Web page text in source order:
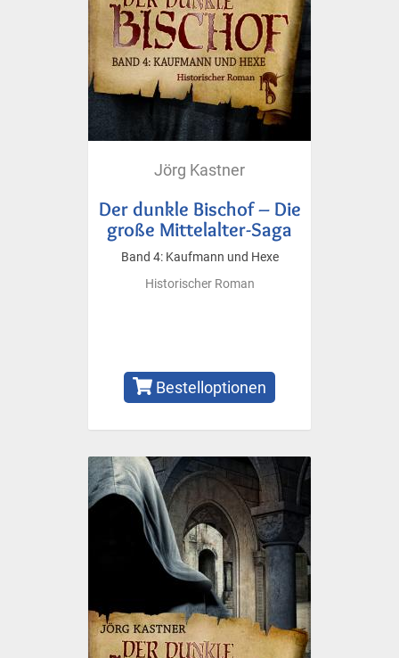
Jörg Kastner
Der dunkle Bischof – Die
große Mittelalter-Saga
Band 4: Kaufmann und Hexe
Historischer Roman
Bestelloptionen